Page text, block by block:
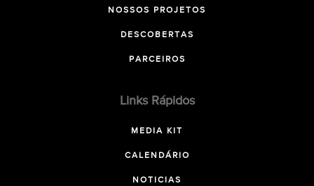
NOSSOS PROJETOS
DESCOBERTAS
PARCEIROS
Links Rápidos
MEDIA KIT
CALENDÁRIO
NOTICIAS